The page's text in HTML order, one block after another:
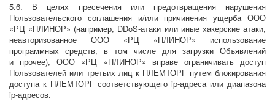
5.6. В целях пресечения или предотвращения нарушения
Пользовательского соглашения и/или причинения ущерба ООО
«РЦ «ПЛИНОР» (например, DDoS-атаки или иные хакерские атаки,
неавторизованное ООО «РЦ «ПЛИНОР» использование
программных средств, в том числе для загрузки Объявлений
и прочее), ООО «РЦ «ПЛИНОР» вправе ограничивать доступ
Пользователей или третьих лиц к ПЛЕМТОРГ путем блокирования
доступа к ПЛЕМТОРГ соответствующего ip-адреса или диапазона
ip-адресов.